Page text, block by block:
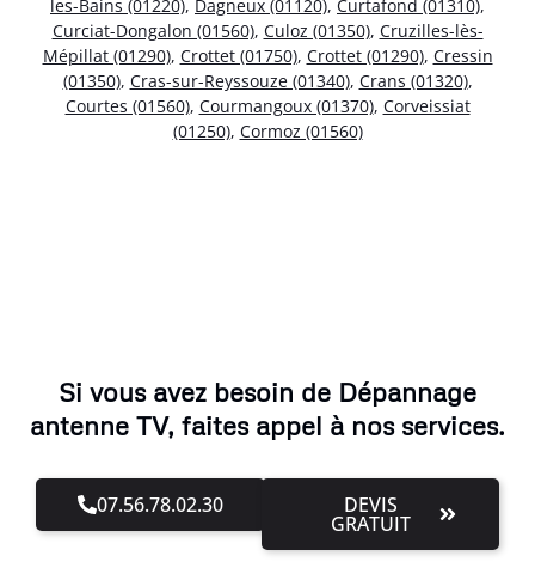
les-Bains (01220), Dagneux (01120), Curtafond (01310),
Curciat-Dongalon (01560), Culoz (01350), Cruzilles-lès-
Mépillat (01290), Crottet (01750), Crottet (01290), Cressin
(01350), Cras-sur-Reyssouze (01340), Crans (01320),
Courtes (01560), Courmangoux (01370), Corveissiat
(01250), Cormoz (01560)
Si vous avez besoin de Dépannage
antenne TV, faites appel à nos services.
07.56.78.02.30 DEVIS
GRATUIT